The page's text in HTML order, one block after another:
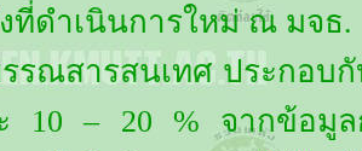
ที่ดำเนินการใหม่ ณ มจ
รณสารสนเทศ ประกอบ
10 – 20 % จากข้อมูล